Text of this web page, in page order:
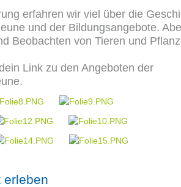
erfahren wir viel über die
und der Bildungsangebote.
Beobachten von Tieren und
Link zu den Angeboten der
erleben